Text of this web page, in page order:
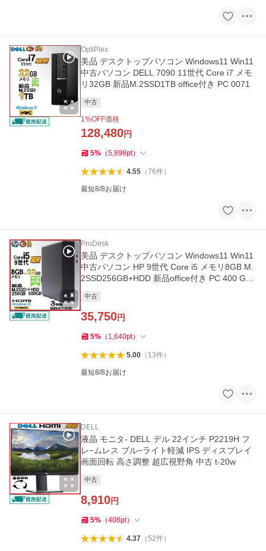
OptiPlex
美品 デスクトップパソコン Windows11 Win11
中古パソコン DELL 7090 11世代 Core i7 メモ
リ32GB 新品M.2SSD1TB office付き PC 0071
中古
1%OFF価格
128,480円
5% （5,898pt）
4.55（76件）
最短8/8お届け
ProDesk
美品 デスクトップパソコン Windows11 Win11
中古パソコン HP 9世代 Core i5 メモリ8GB M.
2SSD256GB+HDD 新品office付き PC 400 G6
中古
35,750円
5% （ 1,640pt）
5.00（ 13件）
最短8/8お届け
DELL
液晶 モニタ- DELL デル 22インチ P2219H フ
レ−ムレス ブル−ライト軽減 IPS ディスプレイ
画面回転 高さ調整 超広視野角 中古 t-20w
中古
8,910円
5% （408pt）
4.37（52件）